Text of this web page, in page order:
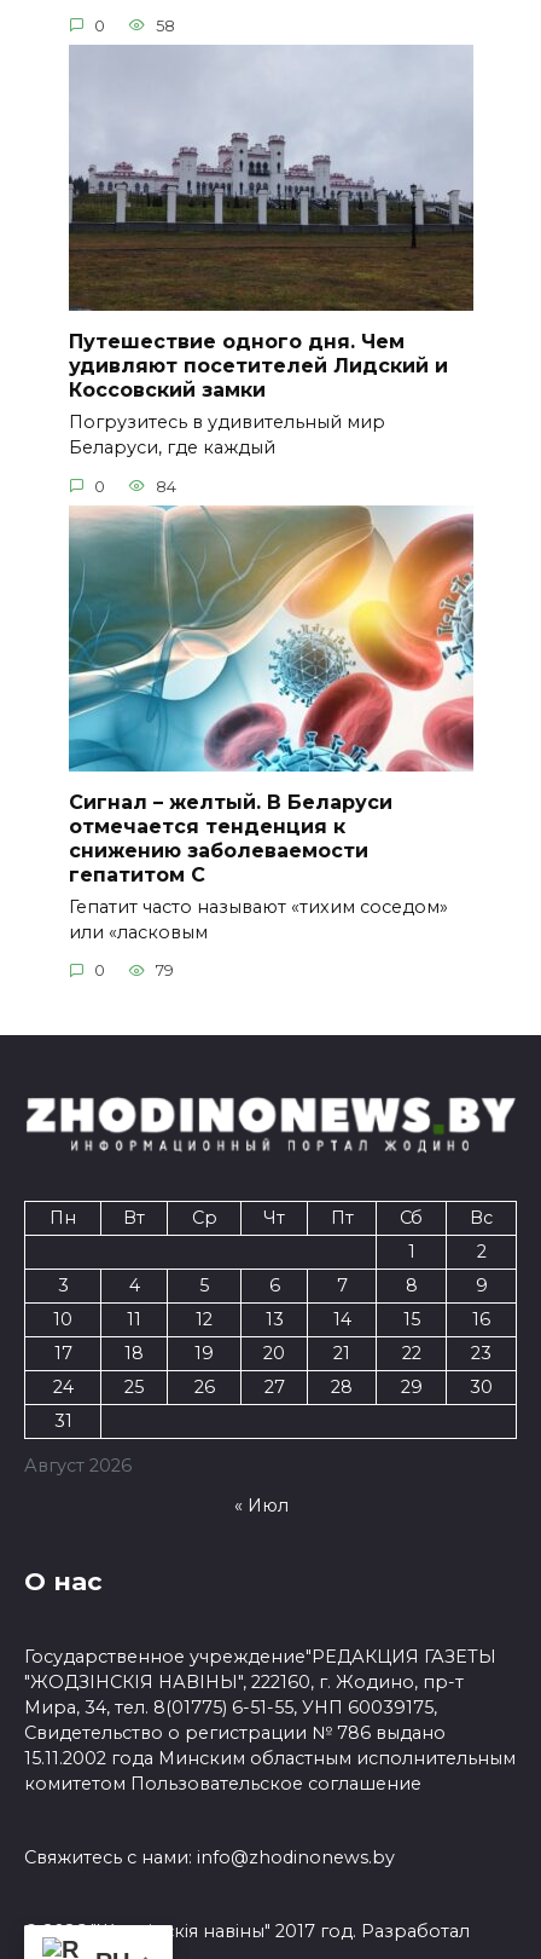
0 58
Путешествие одного дня. Чем
удивляют посетителей Лидский и
Коссовский замки
Погрузитесь в удивительный мир
Беларуси, где каждый
0 84
Сигнал – желтый. В Беларуси
отмечается тенденция к
снижению заболеваемости
гепатитом С
Гепатит часто называют «тихим соседом»
или «ласковым
0 79
Август 2026
Пн Вт Ср Чт Пт Сб
Вс
1
2
3
4 5 6 7 8
9
10
11 12 13 14 15
16
17
18 19 20 21 22
23
24
25 26 27 28 29
30
31
« Июл
О нас
Государственное учреждение"РЕДАКЦИЯ ГАЗЕТЫ
"ЖОДЗІНСКІЯ НАВІНЫ", 222160, г. Жодино, пр-т
Мира, 34, тел. 8(01775) 6-51-55, УНП 60039175,
Свидетельство о регистрации № 786 выдано
15.11.2002 года Минским областным исполнительным
комитетом Пользовательское соглашение
Свяжитесь с нами: info@zhodinonews.by
© 2026 "Жодзiнскiя навiны" 2017 год. Разработал